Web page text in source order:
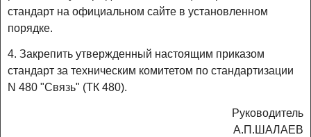
стандарт на официальном сайте в установленном
порядке.
4. Закрепить утвержденный настоящим приказом
стандарт за техническим комитетом по стандартизации
N 480 "Связь" (ТК 480).
Руководитель
А.П.ШАЛАЕВ